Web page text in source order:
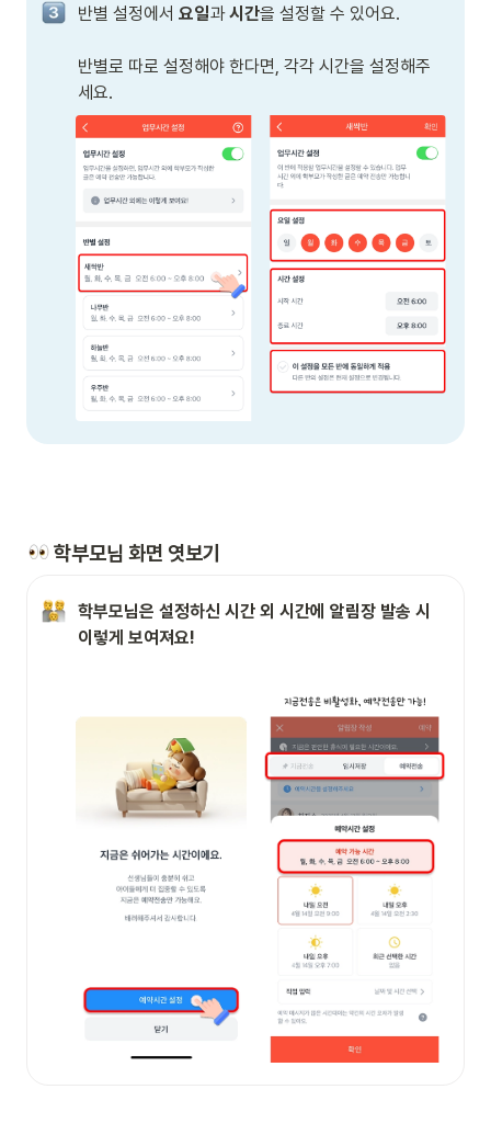
반별 설정에서 요일과 시간을 설정할 수 있어요.
반별로 따로 설정해야 한다면, 각각 시간을 설정해주
세요.
학부모님 화면 엿보기
학부모님은 설정하신 시간 외 시간에 알림장 발송 시
이렇게 보여져요!